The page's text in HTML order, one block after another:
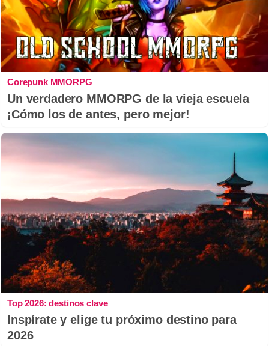
Corepunk MMORPG
Un verdadero MMORPG de la vieja escuela
¡Cómo los de antes, pero mejor!
Top 2026: destinos clave
Inspírate y elige tu próximo destino para
2026